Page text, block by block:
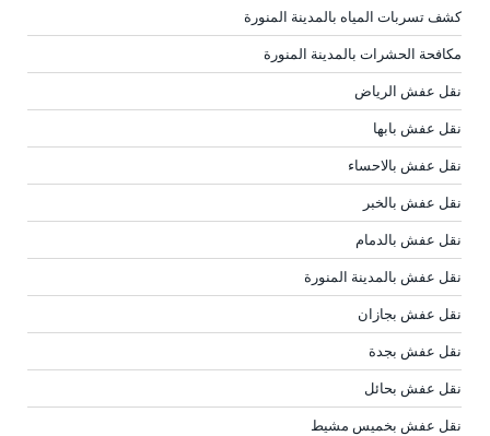
كشف تسربات المياه بالمدينة المنورة
مكافحة الحشرات بالمدينة المنورة
نقل عفش الرياض
نقل عفش بابها
نقل عفش بالاحساء
نقل عفش بالخبر
نقل عفش بالدمام
نقل عفش بالمدينة المنورة
نقل عفش بجازان
نقل عفش بجدة
نقل عفش بحائل
نقل عفش بخميس مشيط